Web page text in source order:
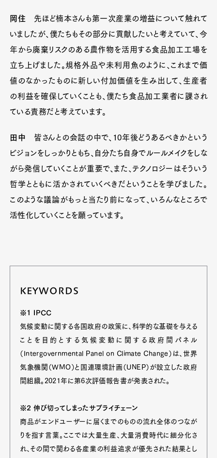
岡住 先ほど楠本さんも第一次産業の増益について触れて
いましたが、僕たちもその部分に貢献したいと考えていて、今
年から廃棄リスクのある農作物を活用する食品加工工場を
立ち上げました。規格外品や未利用魚のように、これまで価
値のなかったものに新しい付加価値を生み出して、生産者
の利益を確保していくことも、僕たち食品加工業者に課され
ている責務だと考えています。
田中 皆さんとの会話の中で、10年後どうあるべきかという
ビジョンをしっかりともち、自分たち自身でルールメイクをしな
がら発信していくことが重要で、また、テクノロジーはそういう
哲学とともに活かされていくべきだということを学びました。
このような議論がもっと当たり前になって、いろんなところで
活性化していくことを願っています。
KEYWORDS
※1 IPCC
気候変動に関する各国政府の政策に、科学的な基礎を与える
ことを目的とする気候変動に関する政府間パネル
（Intergovernmental Panel on Climate Change）は、世界
気象機関（WMO）と国連環境計画（UNEP）が設立した政府
間組織。2021年に第6次評価報告書が発表された。
※2 伸び切ってしまったサプライチェーン
商品がエンドユーザーに届くまでのものの流れ全体のつなが
りを指す言葉。ここでは大量生産、大量消費時代に細分化さ
れ、その間で関わる各産業の利益追求が優先された結果とし